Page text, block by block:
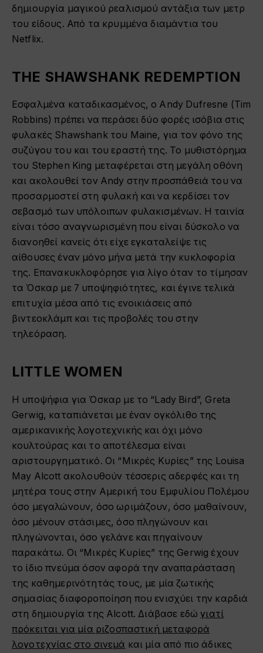
δημιουργία μαγικού ρεαλισμού αντάξια των μετρ
του είδους. Από τα κρυμμένα διαμάντια του
Netflix.
THE SHAWSHANK REDEMPTION
Εσφαλμένα καταδικασμένος, ο Andy Dufresne (Tim
Robbins) πρέπει να περάσει δύο φορές ισόβια στις
φυλακές Shawshank του Maine, για τον φόνο της
συζύγου του και του εραστή της. Το μυθιστόρημα
του Stephen King μεταφέρεται στη μεγάλη οθόνη
και ακολουθεί τον Andy στην προσπάθειά του να
προσαρμοστεί στη φυλακή και να κερδίσει τον
σεβασμό των υπόλοιπων φυλακισμένων. Η ταινία
είναι τόσο αναγνωρισμένη που είναι δύσκολο να
διανοηθεί κανείς ότι είχε εγκαταλείψε τις
αίθουσες έναν μόνο μήνα μετά την κυκλοφορία
της. Επανακυκλοφόρησε για λίγο όταν το τίμησαν
τα Όσκαρ με 7 υποψηφιότητες, και έγινε τελικά
επιτυχία μέσα από τις ενοικιάσεις από
βιντεοκλάμπ και τις προβολές του στην
τηλεόραση.
LITTLE WOMEN
Η υποψήφια για Όσκαρ με το “Lady Bird”, Greta
Gerwig, καταπιάνεται με έναν ογκόλιθο της
αμερικανικής λογοτεχνικής και όχι μόνο
κουλτούρας και το αποτέλεσμα είναι
αριστουργηματικό. Οι “Μικρές Κυρίες” της Louisa
May Alcott ακολουθούν τέσσερις αδερφές και τη
μητέρα τους στην Αμερική του Εμφυλίου Πολέμου
όσο μεγαλώνουν, όσο ωριμάζουν, όσο μαθαίνουν,
όσο μένουν στάσιμες, όσο πληγώνουν και
πληγώνονται, όσο γελάνε και πηγαίνουν
παρακάτω. Οι “Μικρές Κυρίες” της Gerwig έχουν
το ίδιο πνεύμα όσον αφορά την αναπαράσταση
της καθημερινότητάς τους, με μία ζωτικής
σημασίας διαφοροποίηση που ενισχύει την καρδιά
στη δημιουργία της Alcott. Διάβασε εδώγιατί
πρόκειται για μία ριζοσπαστική μεταφορά
λογοτεχνίας στο σινεμά και μία από πιο άδικες